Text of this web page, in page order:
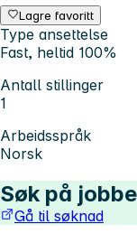
Lagre favoritt
Type ansettelse
Fast, heltid 100%
Antall stillinger
1
Arbeidsspråk
Norsk
Søk på
Gå til søknad